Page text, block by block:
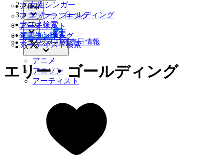
アニメ
アニソンランキング
アーティスト
年間ランキング
検索
アニメ検索
アニソン検索
アーティスト検索
CD
アニソンCD発売日情報
ブックマーク
アニメ
アニソン
アーティスト
女性シンガー
エリー・ゴールディング
Facebook
X
エリー・ゴールディング